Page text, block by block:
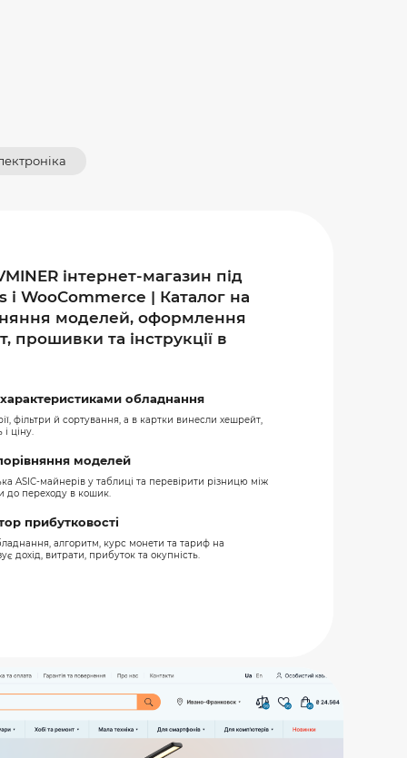
інтернет-магазин під
WooCommerce | Каталог на
моделей, оформлення
прошивки та інструкції в
обладнання
фільтри й сортування, а в картки винесли хешрейт,
ціну.
моделей
ASIC-майнерів у таблиці та перевірити різницю між
до переходу в кошик.
прибутковості
алгоритм, курс монети та тариф на
дохід, витрати, прибуток та окупність.